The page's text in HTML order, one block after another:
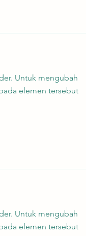
Untuk mengubah
elemen tersebut
Untuk mengubah
elemen tersebut